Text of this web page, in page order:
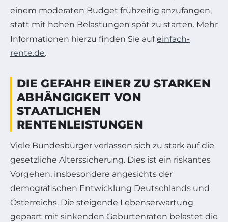
einem moderaten Budget frühzeitig anzufangen,
statt mit hohen Belastungen spät zu starten. Mehr
Informationen hierzu finden Sie aufeinfach-
rente.de.
DIE GEFAHR EINER ZU STARKEN
ABHÄNGIGKEIT VON
STAATLICHEN
RENTENLEISTUNGEN
Viele Bundesbürger verlassen sich zu stark auf die
gesetzliche Alterssicherung. Dies ist ein riskantes
Vorgehen, insbesondere angesichts der
demografischen Entwicklung Deutschlands und
Österreichs. Die steigende Lebenserwartung
gepaart mit sinkenden Geburtenraten belastet die